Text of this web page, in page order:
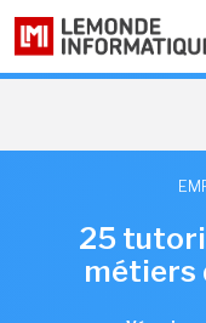
25
métiers